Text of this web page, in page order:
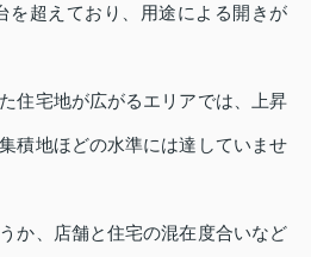
を超えており、用途による開きが
住宅地が広がるエリアでは、上昇
積地ほどの水準には達していませ
か、店舗と住宅の混在度合いなど